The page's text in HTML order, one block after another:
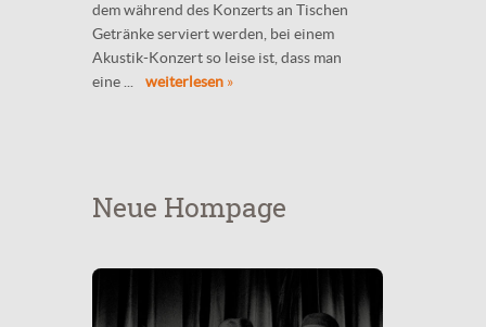
dem während des Konzerts an Tischen
Getränke serviert werden, bei einem
Akustik-Konzert so leise ist, dass man
eine ...
weiterlesen »
Neue Hompage